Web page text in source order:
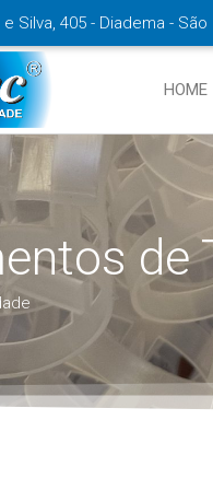
Silva, 405 - Diadema - São
HOME
de